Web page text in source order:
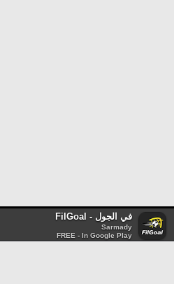
في الجول - FilGoal
Sarmady
FREE - In Google Play